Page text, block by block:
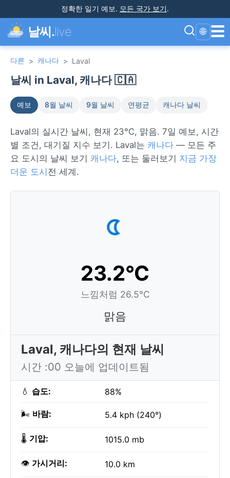
정확한 일기 예보. 모든 국가 보기.
날씨.live 🌐 ☰
다른 > 캐나다 > Laval
날씨 in Laval, 캐나다 🇨🇦
예보 8월 날씨 9월 날씨 연평균 캐나다 날씨
Laval의 실시간 날씨, 현재 23°C, 맑음. 7일 예보, 시간
별 조건, 대기질 지수 보기. Laval는 캐나다 — 모든 주
요 도시의 날씨 보기 캐나다, 또는 둘러보기 지금 가장
더운 도시 전 세계.
23.2°C
느낌처럼 26.5°C
맑음
Laval, 캐나다의 현재 날씨
시간 :00 오늘에 업데이트됨
💧 습도: 88%
🌬️ 바람: 5.4 kph (240°)
🌡️ 기압: 1015.0 mb
👁️ 가시거리: 10.0 km